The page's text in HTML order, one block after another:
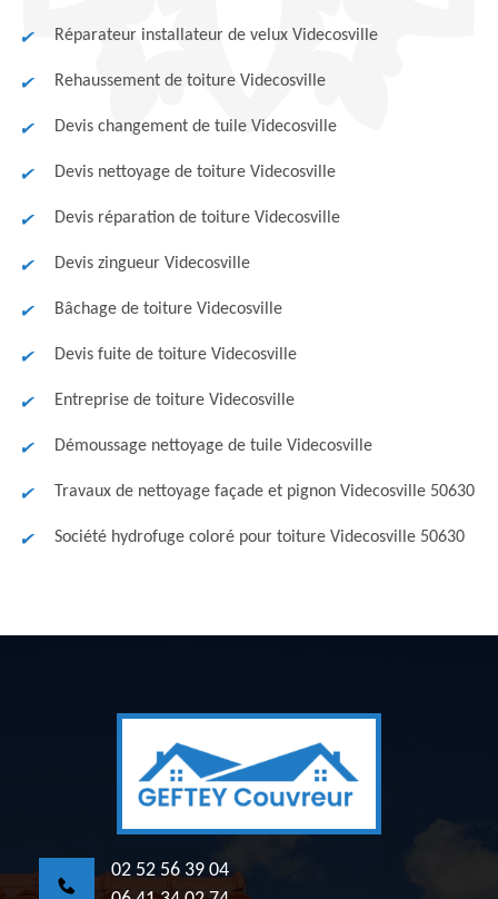
Réparateur installateur de velux Videcosville
Rehaussement de toiture Videcosville
Devis changement de tuile Videcosville
Devis nettoyage de toiture Videcosville
Devis réparation de toiture Videcosville
Devis zingueur Videcosville
Bâchage de toiture Videcosville
Devis fuite de toiture Videcosville
Entreprise de toiture Videcosville
Démoussage nettoyage de tuile Videcosville
Travaux de nettoyage façade et pignon Videcosville 50630
Société hydrofuge coloré pour toiture Videcosville 50630
02 52 56 39 04